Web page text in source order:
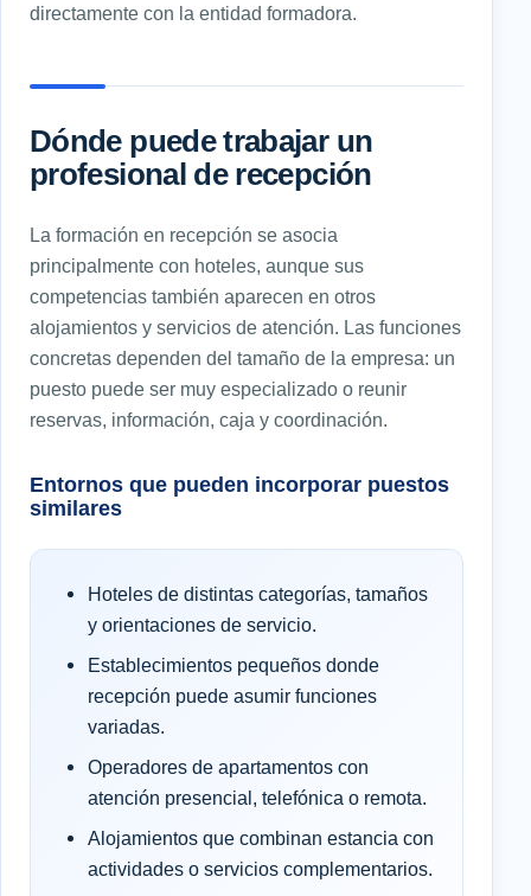
directamente con la entidad formadora.
Dónde puede trabajar un
profesional de recepción
La formación en recepción se asocia
principalmente con hoteles, aunque sus
competencias también aparecen en otros
alojamientos y servicios de atención. Las funciones
concretas dependen del tamaño de la empresa: un
puesto puede ser muy especializado o reunir
reservas, información, caja y coordinación.
Entornos que pueden incorporar puestos
similares
Hoteles de distintas categorías, tamaños
y orientaciones de servicio.
Establecimientos pequeños donde
recepción puede asumir funciones
variadas.
Operadores de apartamentos con
atención presencial, telefónica o remota.
Alojamientos que combinan estancia con
actividades o servicios complementarios.